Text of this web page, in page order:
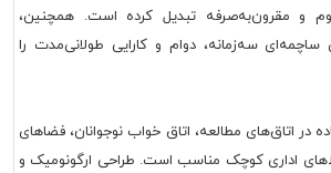
و مقرون‌به‌صرفه تبدیل کرده است. همچنین،
ساچمه‌ای سه‌زمانه، دوام و کارایی طولانی‌مدت را
در اتاق‌های مطالعه، اتاق خواب نوجوانان، فضاهای
اداری کوچک مناسب است. طراحی ارگونومیک و